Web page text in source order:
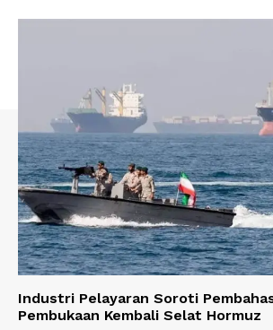
Industri Pelayaran Soroti
Pembukaan Kembali Selat Hormuz